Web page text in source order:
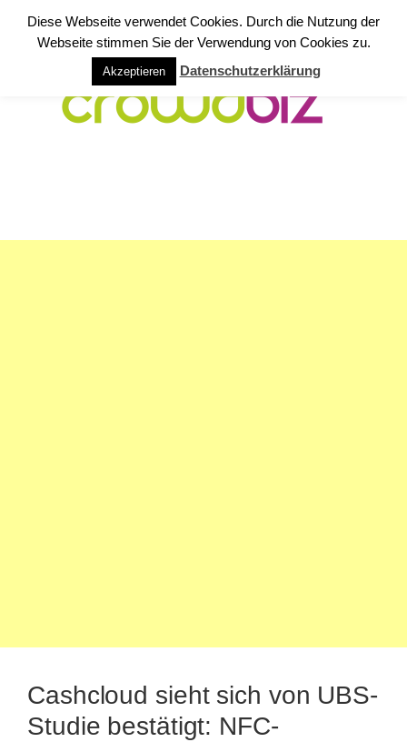
Cashcloud sieht sich von UBS-
Studie bestätigt: NFC-
Diese Webseite verwendet Cookies. Durch die Nutzung der
Webseite stimmen Sie der Verwendung von Cookies zu.
Akzeptieren Datenschutzerklärung